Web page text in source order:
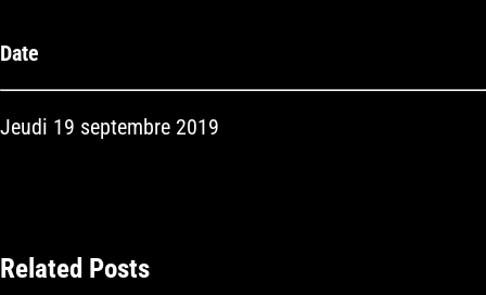
Date
Jeudi 19 septembre 2019
Related Posts